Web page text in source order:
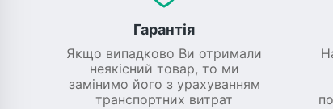
Гарантія
Якщо випадково Ви отримали
неякісний товар, то ми
замінимо його з урахуванням
транспортних витрат